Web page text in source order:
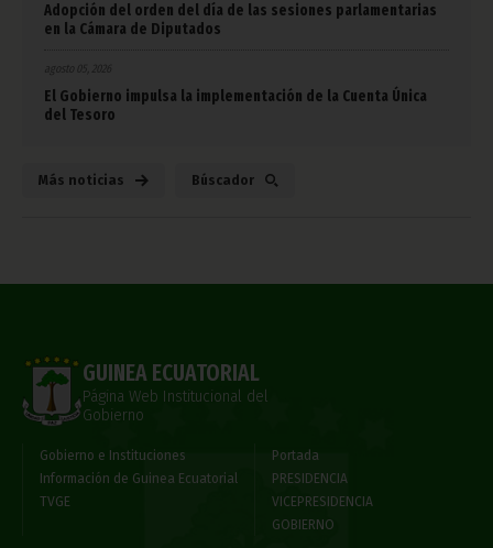
Adopción del orden del día de las sesiones parlamentarias
en la Cámara de Diputados
El Gobierno impulsa la implementación de la Cuenta Única
del Tesoro
Más noticias Búscador
GUINEA ECUATORIAL
Página Web Institucional del
Gobierno
Gobierno e Instituciones
Información de Guinea Ecuatorial
TVGE
Portada
PRESIDENCIA
VICEPRESIDENCIA
GOBIERNO